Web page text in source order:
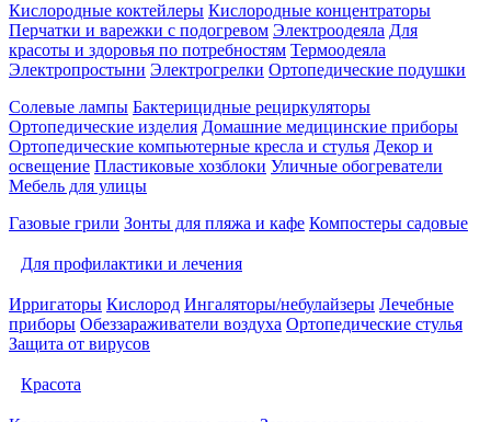
Кислородные коктейлеры Кислородные концентраторы
Перчатки и варежки с подогревом Электроодеяла Для
красоты и здоровья по потребностям Термоодеяла
Электропростыни Электрогрелки Ортопедические подушки
Солевые лампы Бактерицидные рециркуляторы
Ортопедические изделия Домашние медицинские приборы
Ортопедические компьютерные кресла и стулья Декор и
освещение Пластиковые хозблоки Уличные обогреватели
Мебель для улицы
Газовые грили Зонты для пляжа и кафе Компостеры садовые
Для профилактики и лечения
Ирригаторы Кислород Ингаляторы/небулайзеры Лечебные
приборы Обеззараживатели воздуха Ортопедические стулья
Защита от вирусов
Красота